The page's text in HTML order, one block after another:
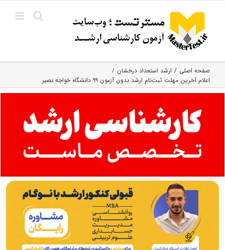
content
صفحه اصلی
ارشد استعداد درخشان
اعلام آخرین مهلت ثبت‌نام ارشد بدون آزمون ۹۹ دانشگاه خواجه نصیر